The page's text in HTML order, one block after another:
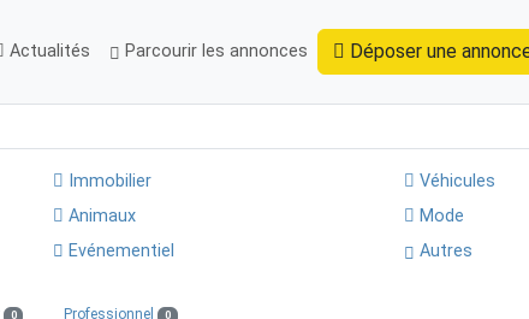
Actualités Parcourir les annonces Déposer une
Immobilier
Véhicules
Animaux
Mode
Evénementiel Autres
0 Professionnel 0